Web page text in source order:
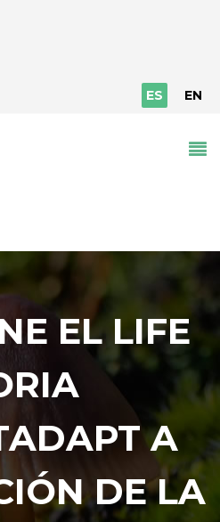
ES EN
EL LIFE
A
DE LA